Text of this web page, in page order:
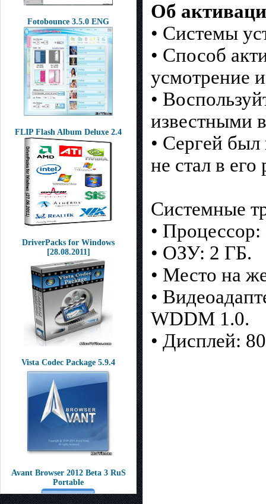
Fotobounce 3.5.0 ENG
FLIP Flash Album Deluxe 2.4
DriverPacks for Windows
[28.08.2011]
Vista Codec Package 5.9.4
Avant Browser 2012 Beta 3 RuS
Portable
Об
• Системы
• Способ
усмотрение
•
известными
• Сергей был
не стал в его
Системные
•
• ОЗУ: 2 ГБ.
• Место на
•
WDDM 1.0.
• Дисплей: